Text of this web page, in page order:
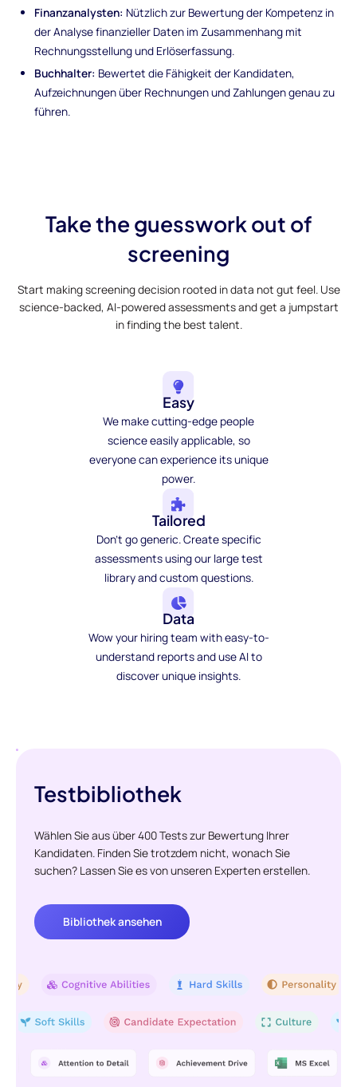
Finanzanalysten: Nützlich zur Bewertung der Kompetenz in
der Analyse finanzieller Daten im Zusammenhang mit
Rechnungsstellung und Erlöserfassung.
Buchhalter: Bewertet die Fähigkeit der Kandidaten,
Aufzeichnungen über Rechnungen und Zahlungen genau zu
führen.
Take the guesswork out of
screening
Start making screening decision rooted in data not gut feel. Use
science-backed, AI-powered assessments and get a jumpstart
in finding the best talent.
Easy
We make cutting-edge people
science easily applicable, so
everyone can experience its unique
power.
Tailored
Don't go generic. Create specific
assessments using our large test
library and custom questions.
Data
Wow your hiring team with easy-to-
understand reports and use AI to
discover unique insights.
Testbibliothek
Wählen Sie aus über 400 Tests zur Bewertung Ihrer
Kandidaten. Finden Sie trotzdem nicht, wonach Sie
suchen? Lassen Sie es von unseren Experten erstellen.
Bibliothek ansehen